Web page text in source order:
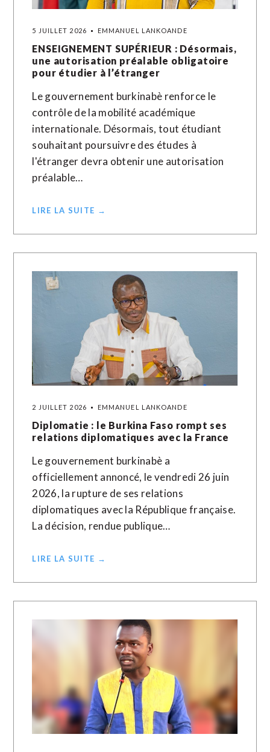
5 JUILLET 2026 EMMANUEL LANKOANDE
ENSEIGNEMENT SUPÉRIEUR : Désormais,
une autorisation préalable obligatoire
pour étudier à l’étranger
Le gouvernement burkinabè renforce le
contrôle de la mobilité académique
internationale. Désormais, tout étudiant
souhaitant poursuivre des études à
l'étranger devra obtenir une autorisation
préalable…
LIRE LA SUITE →
2 JUILLET 2026 EMMANUEL LANKOANDE
Diplomatie : le Burkina Faso rompt ses
relations diplomatiques avec la France
Le gouvernement burkinabè a
officiellement annoncé, le vendredi 26 juin
2026, la rupture de ses relations
diplomatiques avec la République française.
La décision, rendue publique…
LIRE LA SUITE →